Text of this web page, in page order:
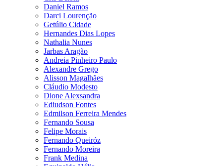
Daniel Ramos
Darci Lourenção
Getúlio Cidade
Hernandes Dias Lopes
Nathalia Nunes
Jarbas Aragão
Andreia Pinheiro Paulo
Alexandre Grego
Alisson Magalhães
Cláudio Modesto
Dione Alexsandra
Ediudson Fontes
Edmilson Ferreira Mendes
Fernando Sousa
Felipe Morais
Fernando Queiróz
Fernando Moreira
Frank Medina